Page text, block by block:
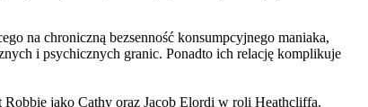
na chroniczną bezsenność konsumpcyjnego maniaka,
i psychicznych granic. Ponadto ich relację komplikuje
Robbie jako Cathy oraz Jacob Elordi w roli Heathcliffa.